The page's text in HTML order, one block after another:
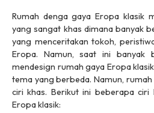
Rumah denga gaya Eropa klasik
yang sangat khas dimana banyak
yang menceritakan tokoh,
Eropa. Namun, saat ini banyak
mendesign rumah gaya Eropa
tema yang berbeda. Namun,
ciri khas. Berikut ini beberapa ciri
Eropa klasik: